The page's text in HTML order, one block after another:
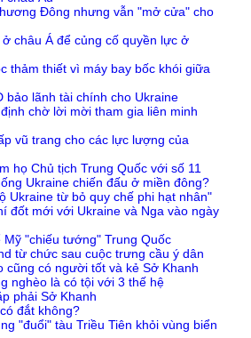
Đông nhưng vẫn "mở cửa" cho
châu Á để củng cố quyền lực ở
thảm thiết vì máy bay bốc khói giữa
bảo lãnh tài chính cho Ukraine
chờ lời mời tham gia liên minh
vũ trang cho các lực lượng của
họ Chủ tịch Trung Quốc với số 11
Ukraine chiến đấu ở miền đông?
Ukraine từ bỏ quy chế phi hạt nhân"
đốt mới với Ukraine và Nga vào ngày
"chiếu tướng" Trung Quốc
từ chức sau cuộc trưng cầu ý dân
cũng có người tốt và kẻ Sở Khanh
nghèo là có tội với 3 thế hệ
phải Sở Khanh
đắt không?
"đuổi" tàu Triều Tiên khỏi vùng biển